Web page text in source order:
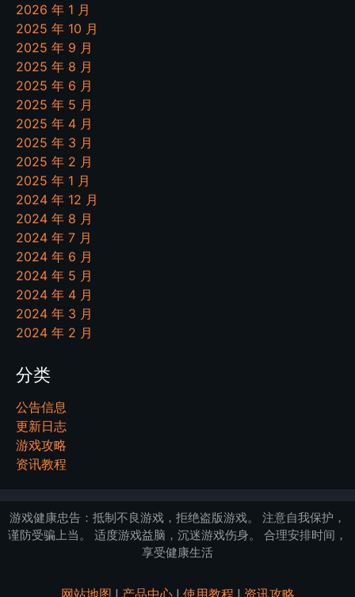
2026 年 1 月
2025 年 10 月
2025 年 9 月
2025 年 8 月
2025 年 6 月
2025 年 5 月
2025 年 4 月
2025 年 3 月
2025 年 2 月
2025 年 1 月
2024 年 12 月
2024 年 8 月
2024 年 7 月
2024 年 6 月
2024 年 5 月
2024 年 4 月
2024 年 3 月
2024 年 2 月
分类
公告信息
更新日志
游戏攻略
资讯教程
游戏健康忠告：抵制不良游戏，拒绝盗版游戏。 注意自我保护，
谨防受骗上当。 适度游戏益脑，沉迷游戏伤身。 合理安排时间，
享受健康生活